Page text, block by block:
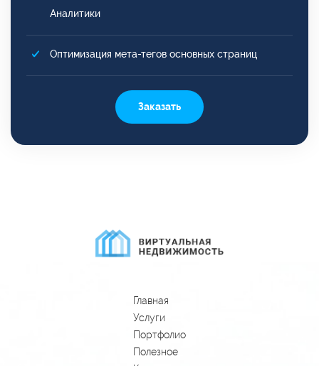
Аналитики
Оптимизация мета-тегов основных страниц
Заказать
Главная
Услуги
Портфолио
Полезное